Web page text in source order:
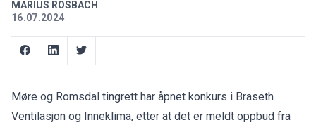
MARIUS ROSBACH
16.07.2024
Møre og Romsdal tingrett har åpnet konkurs i Braseth
Ventilasjon og Inneklima, etter at det er meldt oppbud fra